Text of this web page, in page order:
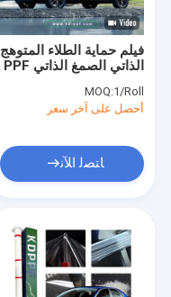
فيلم حماية الطلاء المتوهج
الذاتي الصمغ الذاتي PPF
MOQ:1/Roll
أحصل على آخر سعر
ﺎﺘﺼﻟ ﺍﻶﻧ